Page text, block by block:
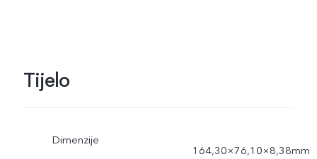
Tijelo
Dimenzije
164,30×76,10×8,38mm